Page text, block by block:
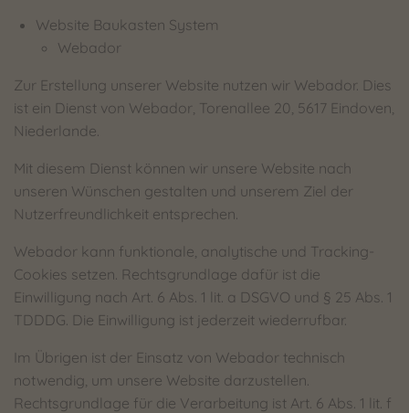
Website Baukasten System
Webador
Zur Erstellung unserer Website nutzen wir Webador. Dies
ist ein Dienst von Webador, Torenallee 20, 5617 Eindoven,
Niederlande.
Mit diesem Dienst können wir unsere Website nach
unseren Wünschen gestalten und unserem Ziel der
Nutzerfreundlichkeit entsprechen.
Webador kann funktionale, analytische und Tracking-
Cookies setzen. Rechtsgrundlage dafür ist die
Einwilligung nach Art. 6 Abs. 1 lit. a DSGVO und § 25 Abs. 1
TDDDG. Die Einwilligung ist jederzeit wiederrufbar.
Im Übrigen ist der Einsatz von Webador technisch
notwendig, um unsere Website darzustellen.
Rechtsgrundlage für die Verarbeitung ist Art. 6 Abs. 1 lit. f